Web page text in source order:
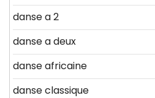
danse a 2
danse a deux
danse africaine
danse classique